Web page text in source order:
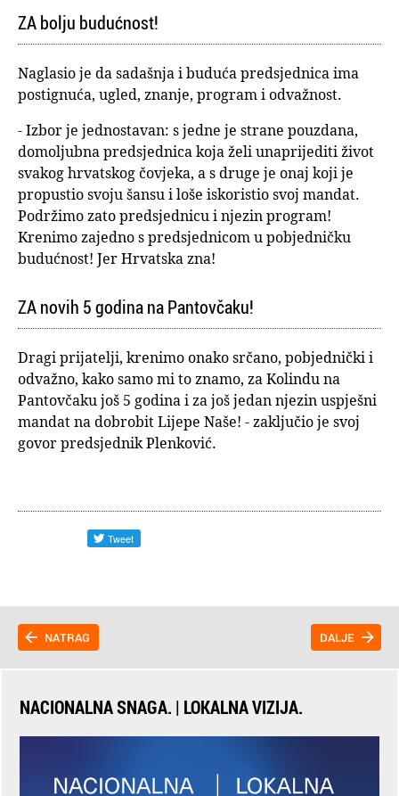
ZA bolju budućnost!
Naglasio je da sadašnja i buduća predsjednica ima
postignuća, ugled, znanje, program i odvažnost.
- Izbor je jednostavan: s jedne je strane pouzdana,
domoljubna predsjednica koja želi unaprijediti život
svakog hrvatskog čovjeka, a s druge je onaj koji je
propustio svoju šansu i loše iskoristio svoj mandat.
Podržimo zato predsjednicu i njezin program!
Krenimo zajedno s predsjednicom u pobjedničku
budućnost! Jer Hrvatska zna!
ZA novih 5 godina na Pantovčaku!
Dragi prijatelji, krenimo onako srčano, pobjednički i
odvažno, kako samo mi to znamo, za Kolindu na
Pantovčaku još 5 godina i za još jedan njezin uspješni
mandat na dobrobit Lijepe Naše! - zaključio je svoj
govor predsjednik Plenković.
NATRAG DALJE
NACIONALNA SNAGA. | LOKALNA VIZIJA.